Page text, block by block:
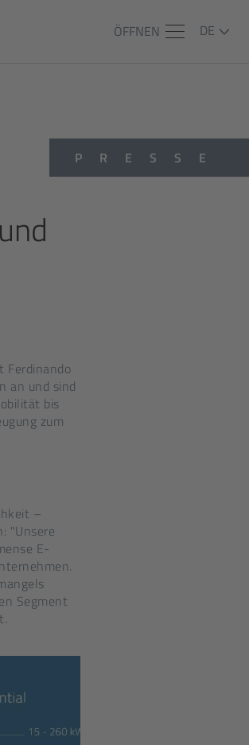
ÖFFNEN DE
PRESSE
Ferdinando
an und sind
bis
zum
–
"Unsere
E-
Segment